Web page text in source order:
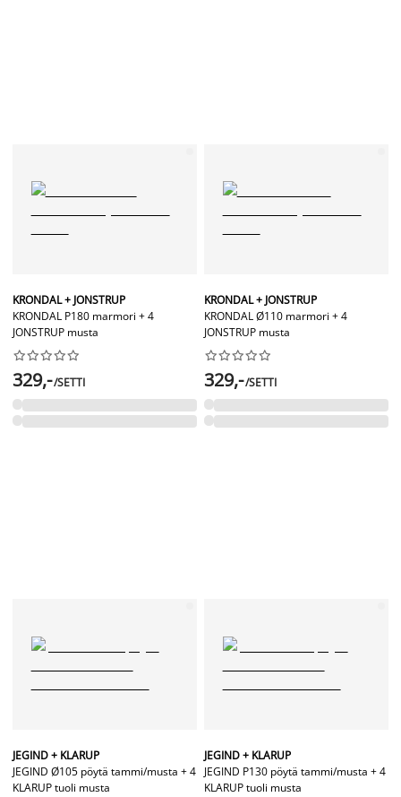
KRONDAL + JONSTRUP
KRONDAL P180 marmori + 4
JONSTRUP musta






329,-/SETTI
KRONDAL + JONSTRUP
KRONDAL Ø110 marmori + 4
JONSTRUP musta






329,-/SETTI
JEGIND + KLARUP
JEGIND Ø105 pöytä tammi/musta + 4
KLARUP tuoli musta
JEGIND + KLARUP
JEGIND P130 pöytä tammi/musta + 4
KLARUP tuoli musta